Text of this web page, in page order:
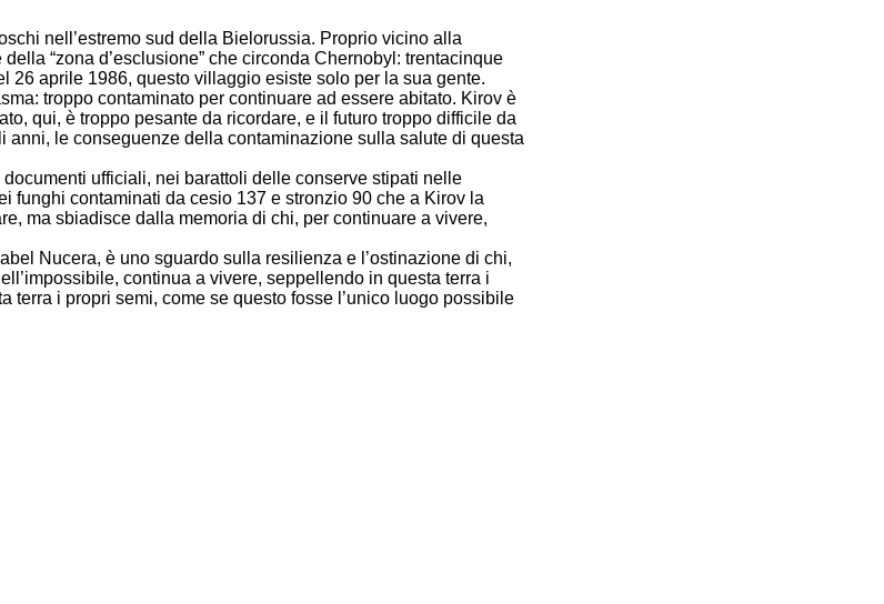
nell’estremo sud della Bielorussia. Proprio vicino alla
“zona d’esclusione” che circonda Chernobyl: trentacinque
26 aprile 1986, questo villaggio esiste solo per la sua gente.
troppo contaminato per continuare ad essere abitato. Kirov è
qui, è troppo pesante da ricordare, e il futuro troppo difficile da
anni, le conseguenze della contaminazione sulla salute di questa
documenti ufficiali, nei barattoli delle conserve stipati nelle
funghi contaminati da cesio 137 e stronzio 90 che a Kirov la
ma sbiadisce dalla memoria di chi, per continuare a vivere,
Nucera, è uno sguardo sulla resilienza e l’ostinazione di chi,
continua a vivere, seppellendo in questa terra i
terra i propri semi, come se questo fosse l’unico luogo possibile